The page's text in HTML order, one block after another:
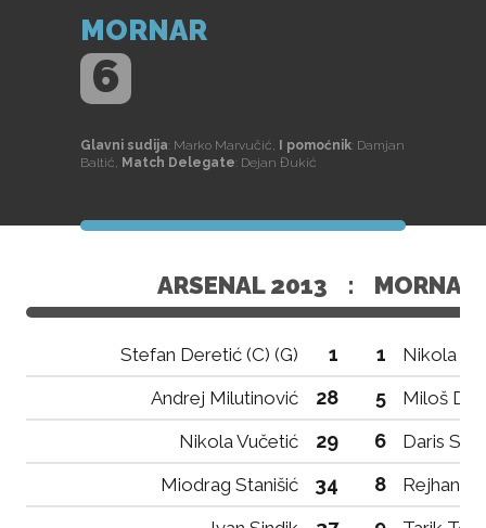
MORNAR
6
Glavni sudija: Marko Marvučić, I pomoćnik: Damjan
Baltić, Match Delegate: Dejan Đukić
ARSENAL 2013 : MORNAR
Stefan Deretić (C) (G) 1 1
Nikola
Andrej Milutinović
28 5
Miloš
Nikola Vučetić
29 6
Daris
Miodrag Stanišić
34 8
Rejhan